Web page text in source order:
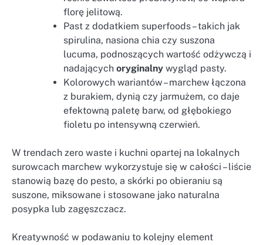
florę jelitową.
Past z dodatkiem superfoods – takich jak
spirulina, nasiona chia czy suszona
lucuma, podnoszących wartość odżywczą i
nadających oryginalny wygląd pasty.
Kolorowych wariantów – marchew łączona
z burakiem, dynią czy jarmużem, co daje
efektowną paletę barw, od głębokiego
fioletu po intensywną czerwień.
W trendach zero waste i kuchni opartej na lokalnych
surowcach marchew wykorzystuje się w całości – liście
stanowią bazę do pesto, a skórki po obieraniu są
suszone, miksowane i stosowane jako naturalna
posypka lub zagęszczacz.
Kreatywność w podawaniu to kolejny element